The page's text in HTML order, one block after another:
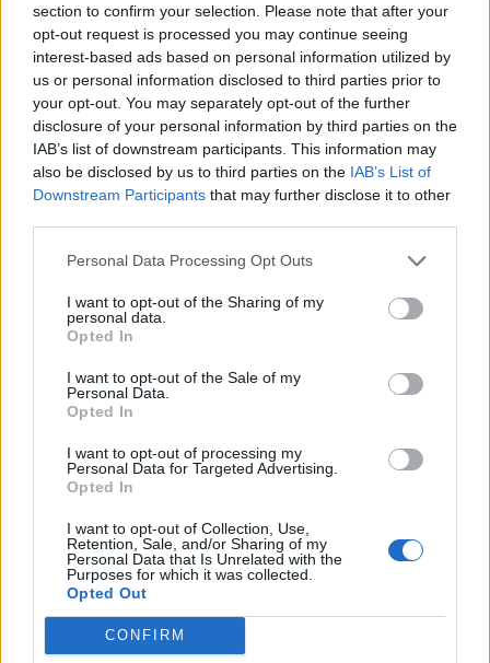
section to confirm your selection. Please note that after your
opt-out request is processed you may continue seeing
interest-based ads based on personal information utilized by
us or personal information disclosed to third parties prior to
your opt-out. You may separately opt-out of the further
disclosure of your personal information by third parties on the
IAB’s list of downstream participants. This information may
also be disclosed by us to third parties on the IAB’s List of
Downstream Participants that may further disclose it to other
Personal Data Processing Opt Outs
I want to opt-out of the Sharing of my
personal data.
Opted In
I want to opt-out of the Sale of my
Personal Data.
Opted In
I want to opt-out of processing my
Personal Data for Targeted Advertising.
Opted In
I want to opt-out of Collection, Use,
Retention, Sale, and/or Sharing of my
Personal Data that Is Unrelated with the
Purposes for which it was collected.
Opted Out
CONFIRM
2026. augusztus 08., szombat
Nicușor Dan: prioritásként kell
kezelni az euró bevezetését
2026. augusztus 08., szombat
Viharos nap elé nézünk
Székelyföldön